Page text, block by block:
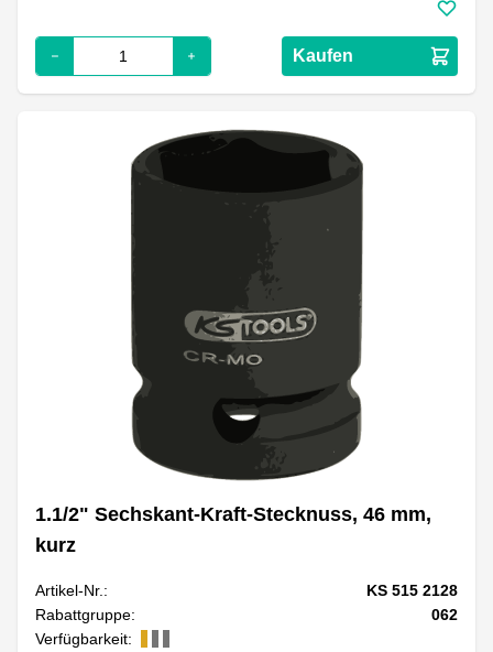
Kaufen
1.1/2" Sechskant-Kraft-Stecknuss, 46 mm,
kurz
Artikel-Nr.:
KS 515 2128
Rabattgruppe:
062
Verfügbarkeit: